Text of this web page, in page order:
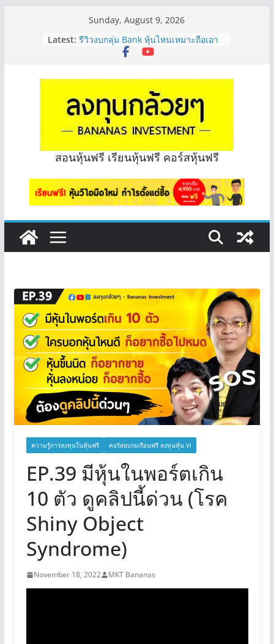
Sunday, August 9, 2026
Latest: รีวิวงบกลุ่ม Bank หุ้นไหนเหมาะถือเอา
“ปันผล” | EP.175
ครับ? | Q&A กล้วยๆ EP.1167
Hot Topic! อัปเดทงบ สื่อสาร, ค้าปลีก
ตัวไหนเหมาะถือเอาปันผล? | Hot Topic
EP.41
หุ้นซอสภูเขาทอง Sauce เหมาะถือเป็น
หุ้นปันผลไหม? | Q&A กล้วยๆ EP.1166
OSP vs CBG vs ICHI ควร DCA ตัวไหน
ดี? | Q&A กล้วยๆ EP.1165
สอนหุ้นฟรี เรียนหุ้นฟรี คอร์สหุ้นฟรี
ความรู้การลงทุนในหุ้นฟรี คอร์สอบรมเรียนฟรี ลงทุนหุ้น VI
EP.39 มีหุ้นในพอร์ตเกิน
10 ตัว ดูคลิปนี้ด่วน (โรค
Shiny Object
Syndrome)
November 18, 2022 MKT Bananas